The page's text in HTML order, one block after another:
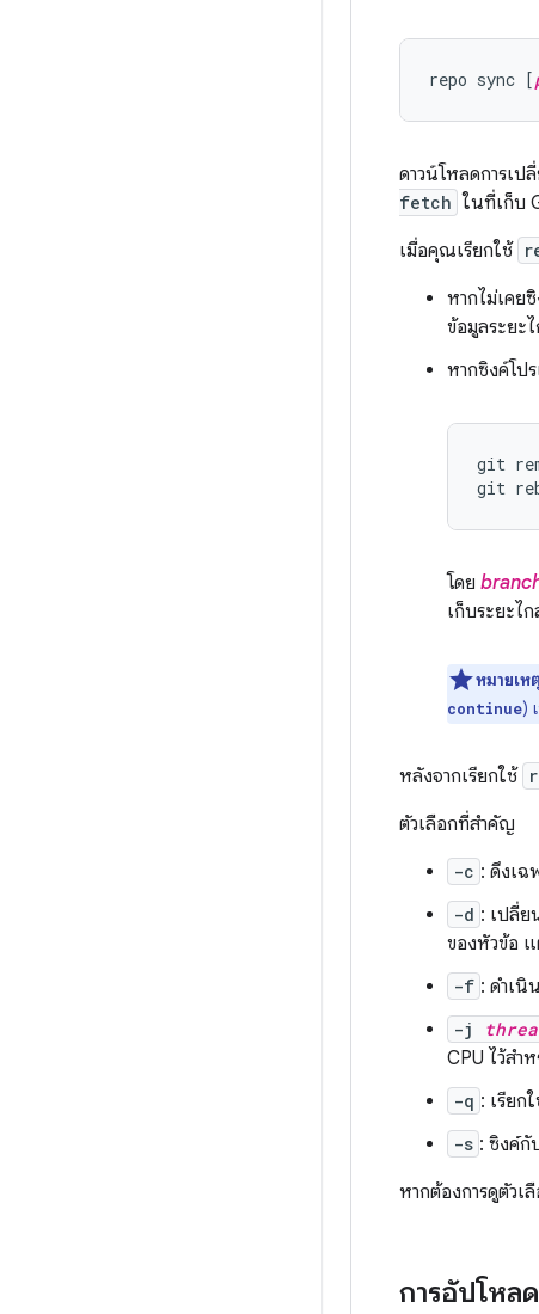
repo sync [
ดาวน์โหลดการเ
fetch ในที่เก็บ
เมื่อคุณเรียกใช้
หากไม่เคย
ข้อมูลระยะ
หากซิงค์โป
git
git
โดย
เก็บระยะไ
หมายเห
continue)
หลังจากเรียกใช้
ตัวเลือกที่สำคัญ
-c : ดึงเฉ
-d : เปลี่ย
ของหัวข้อ
-f : ดำเนิ
-j
CPU ไว้สำ
-q : เรียก
-s : ซิงค์กั
หากต้องการดูตัวเ
การอัปโหลด